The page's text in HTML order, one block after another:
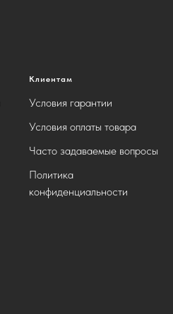
Клиентам
Условия гарантии
Условия оплаты товара
Часто задаваемые вопросы
Политика
конфиденциальности